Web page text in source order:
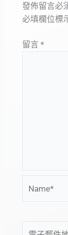
發佈留言必
必填欄位標
留言 *